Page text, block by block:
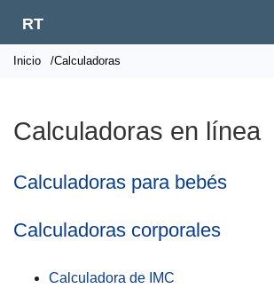
RT
Inicio /Calculadoras
Calculadoras en línea
Calculadoras para bebés
Calculadoras corporales
Calculadora de IMC